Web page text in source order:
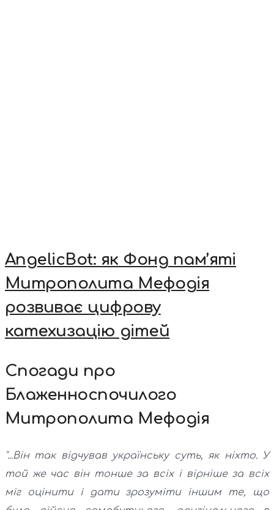
AngelicBot: як Фонд пам’яті
Митрополита Мефодія
розвиває цифрову
катехизацію дітей
Спогади про
Блаженноспочилого
Митрополита Мефодія
"...Він так відчував українську суть, як ніхто. У
той же час він тонше за всіх і вірніше за всіх
міг оцінити і дати зрозуміти іншим те, що